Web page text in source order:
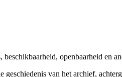
openbaarheid en
van het archief,